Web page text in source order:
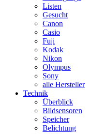
Listen
Gesucht
Canon
Casio
Fuji
Kodak
Nikon
Olympus
Sony
alle Hersteller
Technik
Überblick
Bildsensoren
Speicher
Belichtung